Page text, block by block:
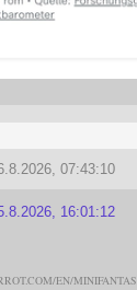
07:43:10
16:01:12
EN/MINIFANTAS